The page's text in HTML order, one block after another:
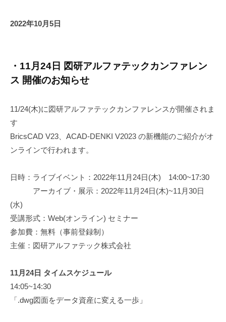
2022年10月5日
・11月24日 図研アルファテックカンファレン
ス 開催のお知らせ
11/24(木)に図研アルファテックカンファレンスが開催されま
す
BricsCAD V23、ACAD-DENKI V2023 の新機能のご紹介がオ
ンラインで行われます。
日時：ライブイベント：2022年11月24日(木) 14:00~17:30
アーカイブ・展示：2022年11月24日(木)~11月30日
(水)
受講形式：Web(オンライン) セミナー
参加費：無料（事前登録制）
主催：図研アルファテック株式会社
11月24日 タイムスケジュール
14:05~14:30
「.dwg図面をデータ資産に変える一歩」